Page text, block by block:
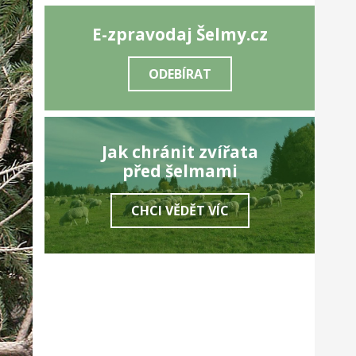
E-zpravodaj Šelmy.cz
ODEBÍRAT
Jak chránit zvířata
před šelmami
CHCI VĚDĚT VÍC